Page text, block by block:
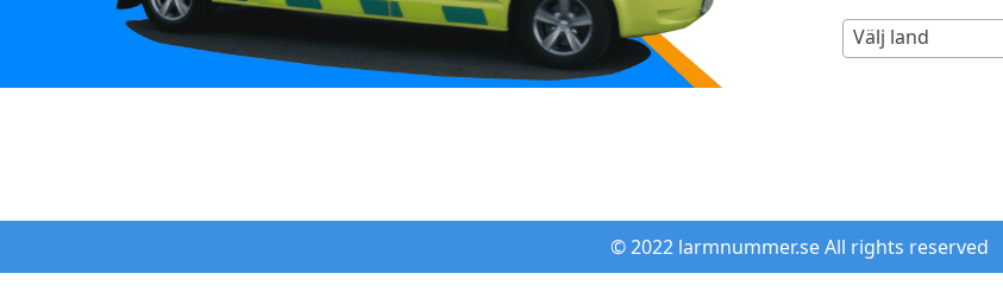
Välj land
© 2022 larmnummer.se All rights reserved